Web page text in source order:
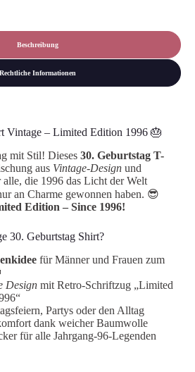
Beschreibung
Rechtliche Informationen
Vintage – Limited Edition 1996 🎂
mit Stil! Dieses 30. Geburtstag T-
aus Vintage-Design und
alle, die 1996 das Licht der Welt
an Charme gewonnen haben. 😎
Edition – Since 1996!
30. Geburtstag Shirt?
für Männer und Frauen zum
Design mit Retro-Schriftzug „Limited
Partys oder den Alltag
dank weicher Baumwolle
für alle Jahrgang-96-Legenden